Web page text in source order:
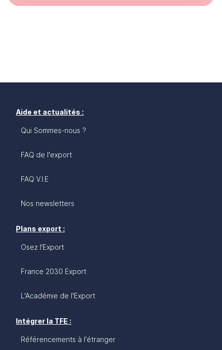
Aide et actualités :
Qui Sommes-nous ?
FAQ de l'export
FAQ V.I.E
Nos newsletters
Plans export :
Osez l'Export
France 2030 Export
L'Académie de l'Export
Intégrer la TFE :
Référencements à l'étranger